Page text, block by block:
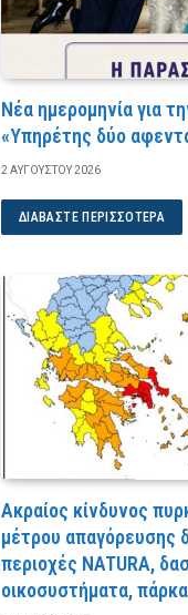
Νέα ημερομηνία για
«Υπηρέτης δύο
2 ΑΥΓΟΎΣΤΟΥ 2026
ΔΙΑΒΆΣΤΕ ΠΕΡΙΣΣΌΤΕΡΑ
Ακραίος κίνδυνος
μέτρου απαγόρευσης
περιοχές NATURA,
οικοσυστήματα,